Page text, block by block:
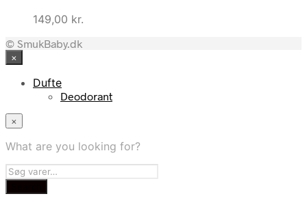
149,00 kr.
© SmukBaby.dk
×
Dufte
Deodorant
×
What are you looking for?